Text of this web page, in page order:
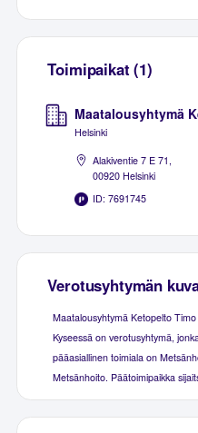
Toimipaikat (1)
Maatalousyhtymä
Helsinki
Alakiventie 7 E 71,
00920 Helsinki
ID: 7691745
Verotusyhtymän
Maatalousyhtymä Ketopelto
Kyseessä on verotusyhtymä,
pääasiallinen toimiala on
Metsänhoito. Päätoimipaikka